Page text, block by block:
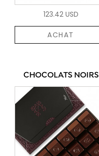
123.42 USD
ACHAT
CHOCOLATS NOIRS